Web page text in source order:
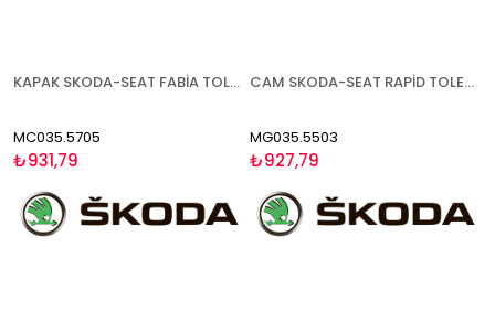
KAPAK SKODA-SEAT FABİA TOLEDO RAPİD 2015- ASTARLI SAĞ
MC035.5705
₺931,79
CAM SKODA-SEAT RAPİD TOLEDO ( FABİA 2015-) 2012- ISITMALI SAĞ
MG035.5503
₺927,79